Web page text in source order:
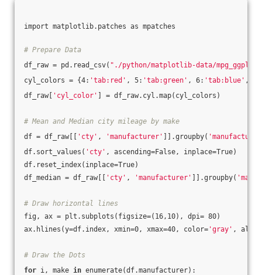
import matplotlib.patches as mpatches
# Prepare Data
df_raw = pd.read_csv( "./python/matplotlib-data/
cyl_colors = {4: 'tab:red' , 5: 'tab:green' , 6: 'tab:blue' , 8:
df_raw[
'cyl_color' ] = df_raw.cyl.map(cyl_colors)
# Mean and Median city mileage by make
df = df_raw[[
'cty' , 'manufacturer' ]].groupby(
df.sort_values( 'cty' , ascending=False, inplace=True)
df.reset_index(inplace=True)
df_median = df_raw[[
'cty' , 'manufacturer' ]].groupby(
# Draw horizontal lines
fig, ax = plt.subplots(figsize=(16,10), dpi= 80)
ax.hlines(y=df.index, xmin=0, xmax=40, color= 'gray' ,
# Draw the Dots
for i, make in enumerate(df.manufacturer):